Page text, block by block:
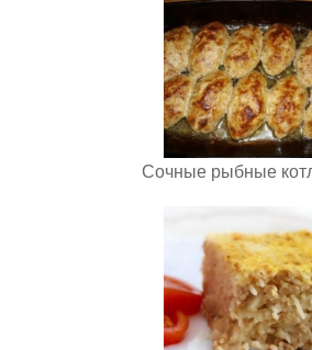
Сочные рыбные